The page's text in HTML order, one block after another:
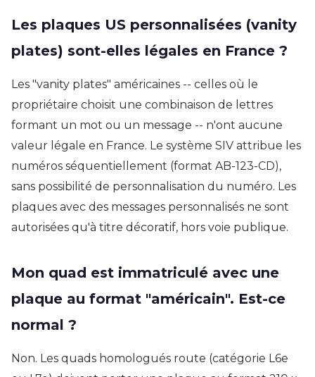
Les plaques US personnalisées (vanity
plates) sont-elles légales en France ?
Les "vanity plates" américaines -- celles où le
propriétaire choisit une combinaison de lettres
formant un mot ou un message -- n'ont aucune
valeur légale en France. Le système SIV attribue les
numéros séquentiellement (format AB-123-CD),
sans possibilité de personnalisation du numéro. Les
plaques avec des messages personnalisés ne sont
autorisées qu'à titre décoratif, hors voie publique.
Mon quad est immatriculé avec une
plaque au format "américain". Est-ce
normal ?
Non. Les quads homologués route (catégorie L6e